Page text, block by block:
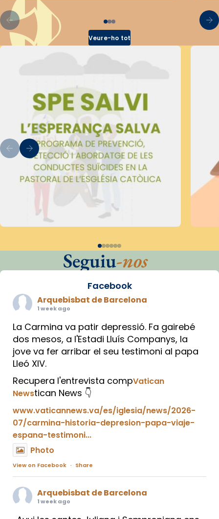
Veure-ho tot
Seguiu-nos
Facebook
Arquebisbat de Barcelona
1 week ago
La Carmina va patir depressió. Fa gairebé
dos mesos, a l'Estadi Lluís Companys, la
jove va fer arribar el seu testimoni al papa
Lleó XIV.
Recupera l'entrevista compVatican
Newstican News 👇
www.vaticannews.va/es/iglesia/news/2026-
07/carmina-historia-depresion-papa-viaje-
espana-testimoni...
Photo
View on Facebook · Share
Arquebisbat de Barcelona
1 week ago